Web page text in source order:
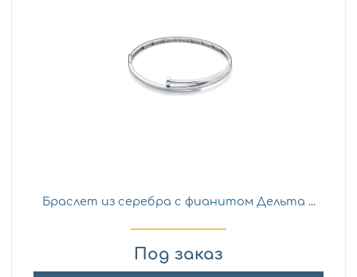
Браслет из серебра с фианитом Дельта ...
Под заказ